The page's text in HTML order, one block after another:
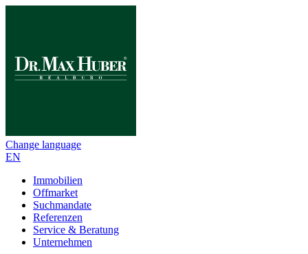
Change language
EN
Immobilien
Offmarket
Suchmandate
Referenzen
Service & Beratung
Unternehmen